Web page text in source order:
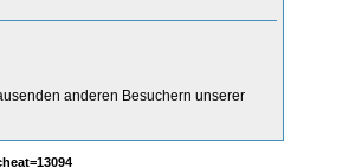
anderen Besuchern unserer